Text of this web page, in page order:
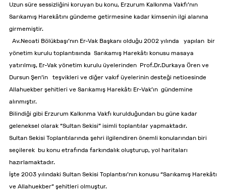
Uzun süre sessizliğini koruyan bu konu, Erzurum Kalkınma Vakfı’nın
Sarıkamış Harekâtını gündeme getirmesine kadar kimsenin ilgi alanına
girmemiştir.
Av.Necati Bölükbaşı’nın Er-Vak Başkanı olduğu 2002 yılında yapılan bir
yönetim kurulu toplantısında Sarıkamış Harekâtı konusu masaya
yatırılmış, Er-Vak yönetim kurulu üyelerinden Prof.Dr.Durkaya Ören ve
Dursun Şen’in teşvikleri ve diğer vakıf üyelerinin desteği neticesinde
Allahuekber şehitleri ve Sarıkamış Harekâtı Er-Vak’ın gündemine
alınmıştır.
Bilindiği gibi Erzurum Kalkınma Vakfı kurulduğundan bu güne kadar
geleneksel olarak “Sultan Sekisi” isimli toplantılar yapmaktadır.
Sultan Sekisi Toplantılarında şehri ilgilendiren önemli konularından biri
seçilerek bu konu etrafında farkındalık oluşturup, yol haritaları
hazırlamaktadır.
İşte 2003 yılındaki Sultan Sekisi Toplantısı’nın konusu “Sarıkamış Harekâtı
ve Allahuekber” şehitleri olmuştur.